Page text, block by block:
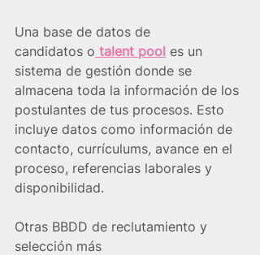
Una base de datos de
candidatos o talent pool es un
sistema de gestión donde se
almacena toda la información de los
postulantes de tus procesos. Esto
incluye datos como información de
contacto, currículums, avance en el
proceso, referencias laborales y
disponibilidad.
Otras BBDD de reclutamiento y
selección más